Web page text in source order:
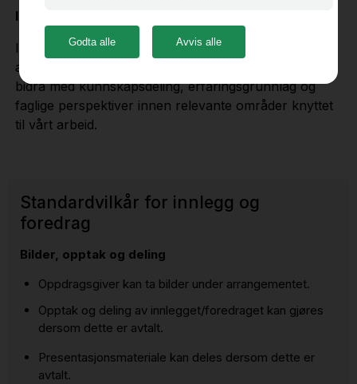
Innhold og tema
Innhold og varighet tilpasses tema og målgruppe for
arrangementet i dialog med oppdragsgiver. Vi kan
bidra med kunnskapsdeling, erfaringsgrunnlag og
faglige perspektiver innen relevante områder knyttet
til vårt arbeid.
Standardvilkår for innlegg og
foredrag
Bilder, opptak og deling
Oppdragsgiver kan ta bilder under arrangementet.
Opptak og deling av innlegget/foredraget kan gjøres
dersom dette er avtalt.
Presentasjonsmateriale kan deles dersom dette er
avtalt.